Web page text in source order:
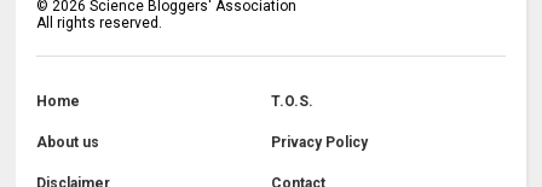
©2026 Science Bloggers' Association
All rights reserved.
Home T.O.S.
About us Privacy Policy
Disclaimer Contact